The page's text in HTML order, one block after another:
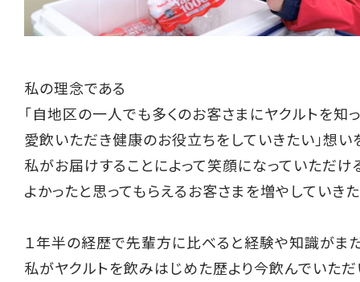
私の理念である
「自地区の一人でも多くのお客さまにヤクルトを知
愛飲いただき健康のお役立ちをしていきたい」想い
私がお届けすることによって笑顔になっていただけ
よかったと思ってもらえるお客さまを増やしていきた
１年半の経歴で先輩方に比べると経験や知識がま
私がヤクルトを飲みはじめた歴より今飲んでいた